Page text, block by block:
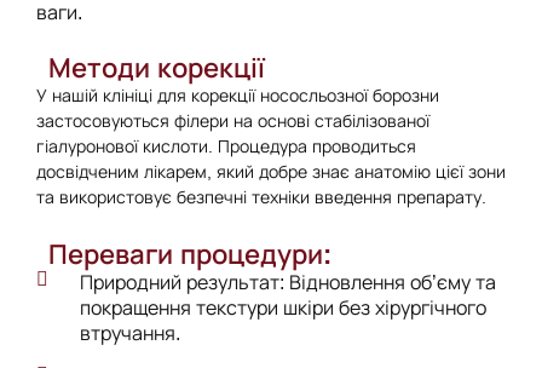
ваги.
Методи корекції
У нашій клініці для корекції нососльозної борозни
застосовуються філери на основі стабілізованої
гіалуронової кислоти. Процедура проводиться
досвідченим лікарем, який добре знає анатомію цієї зони
та використовує безпечні техніки введення препарату.
Переваги процедури:
Природний результат: Відновлення об’єму та
покращення текстури шкіри без хірургічного
втручання.